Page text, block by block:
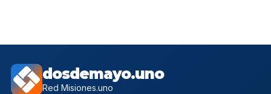
dosdemayo.uno
Red Misiones.uno